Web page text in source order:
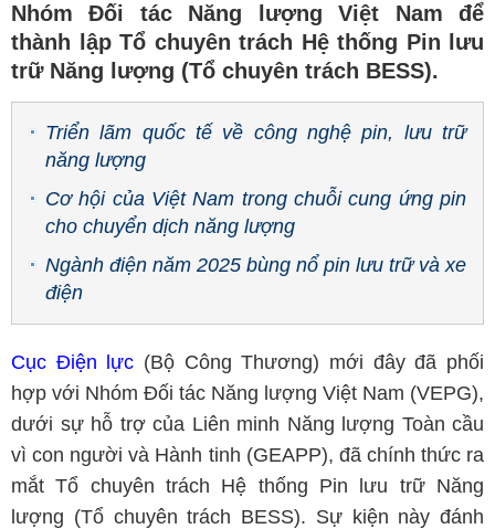
Nhóm Đối tác Năng lượng Việt Nam để
thành lập Tổ chuyên trách Hệ thống Pin lưu
trữ Năng lượng (Tổ chuyên trách BESS).
Triển lãm quốc tế về công nghệ pin, lưu trữ
năng lượng
Cơ hội của Việt Nam trong chuỗi cung ứng pin
cho chuyển dịch năng lượng
Ngành điện năm 2025 bùng nổ pin lưu trữ và xe
điện
Cục Điện lực (Bộ Công Thương) mới đây đã phối
hợp với Nhóm Đối tác Năng lượng Việt Nam (VEPG),
dưới sự hỗ trợ của Liên minh Năng lượng Toàn cầu
vì con người và Hành tinh (GEAPP), đã chính thức ra
mắt Tổ chuyên trách Hệ thống Pin lưu trữ Năng
lượng (Tổ chuyên trách BESS). Sự kiện này đánh